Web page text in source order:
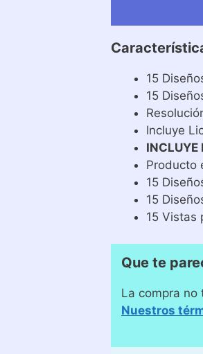
15
15
Incluye
INCLUYE
Producto
15
15
15 Vistas
Que te
La compra no
Nuestros